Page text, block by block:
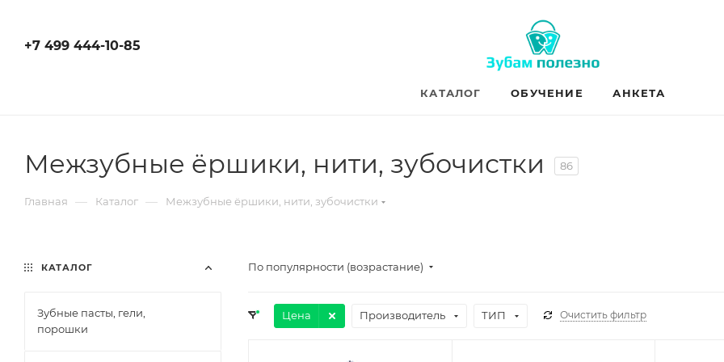
+7 499 444-10-85
КАТАЛОГ ОБУЧЕНИЕ АНКЕТА
Межзубные ёршики, нити, зубочистки 86
Главная — Каталог — Межзубные ёршики, нити, зубочистки
По популярности (возрастание)
Цена Производитель ТИП Очистить фильтр
КАТАЛОГ
Зубные пасты, гели,
порошки